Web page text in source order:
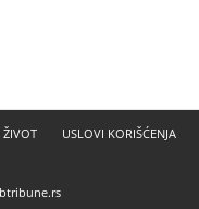
ŽIVOT
USLOVI KORIŠĆENJA